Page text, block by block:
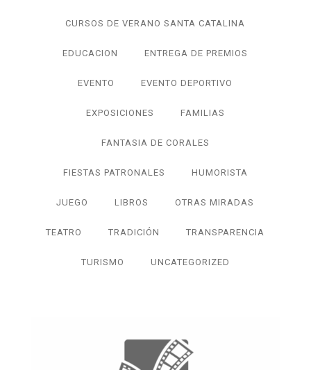
CURSOS DE VERANO SANTA CATALINA
EDUCACION ENTREGA DE PREMIOS
EVENTO EVENTO DEPORTIVO
EXPOSICIONES FAMILIAS
FANTASIA DE CORALES
FIESTAS PATRONALES HUMORISTA
JUEGO LIBROS OTRAS MIRADAS
TEATRO TRADICIÓN TRANSPARENCIA
TURISMO UNCATEGORIZED